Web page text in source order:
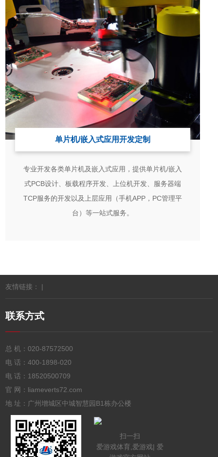
单片机/嵌入式应用开发定制
专业开发各类单片机及嵌入式应用，提供单片机/嵌入
式PCB设计、板载程序开发、上位机开发、服务器端
TCP服务的开发以及上层应用（手机APP，PC管理平
台）等一站式服务。
友情链接： |
联系方式
总 机：020-87572500
电 话：400-1898-020
电 话： 18520500709
官 网：liameverts72.com
地 址：广州增城区中城智慧园B1栋办公楼
扫一扫
爱游戏体育,爱游戏| 爱